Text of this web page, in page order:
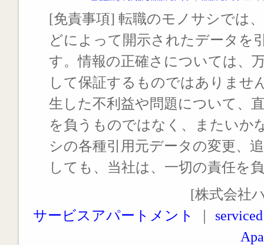
[免責事項] 転職のモノサシでは
どによって開示されたデータを
す。情報の正確さについては、
して保証するものではありませ
生した不利益や問題について、
を負うものではなく、またいか
シの各種引用元データの変更、
しても、当社は、一切の責任を
[株式会社
サービスアパートメント